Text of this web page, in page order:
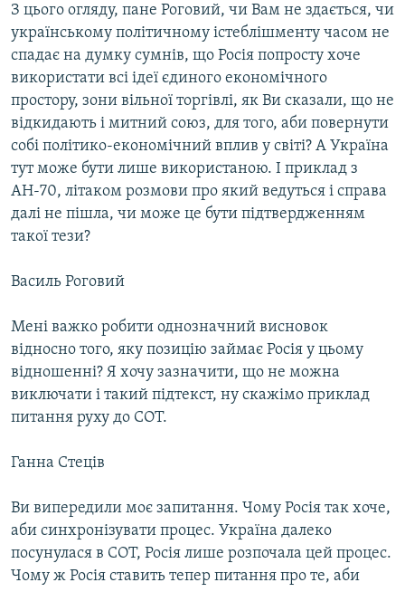
З цього огляду, пане Роговий, чи Вам не здається, чи
українському політичному істеблішменту часом не
спадає на думку сумнів, що Росія попросту хоче
використати всі ідеї єдиного економічного
простору, зони вільної торгівлі, як Ви сказали, що не
відкидають і митний союз, для того, аби повернути
собі політико-економічний вплив у світі? А Україна
тут може бути лише використаною. І приклад з
АН-70, літаком розмови про який ведуться і справа
далі не пішла, чи може це бути підтвердженням
такої тези?
Василь Роговий
Мені важко робити однозначний висновок
відносно того, яку позицію займає Росія у цьому
відношенні? Я хочу зазначити, що не можна
виключати і такий підтекст, ну скажімо приклад
питання руху до СОТ.
Ганна Стеців
Ви випередили моє запитання. Чому Росія так хоче,
аби синхронізувати процес. Україна далеко
посунулася в СОТ, Росія лише розпочала цей процес.
Чому ж Росія ставить тепер питання про те, аби